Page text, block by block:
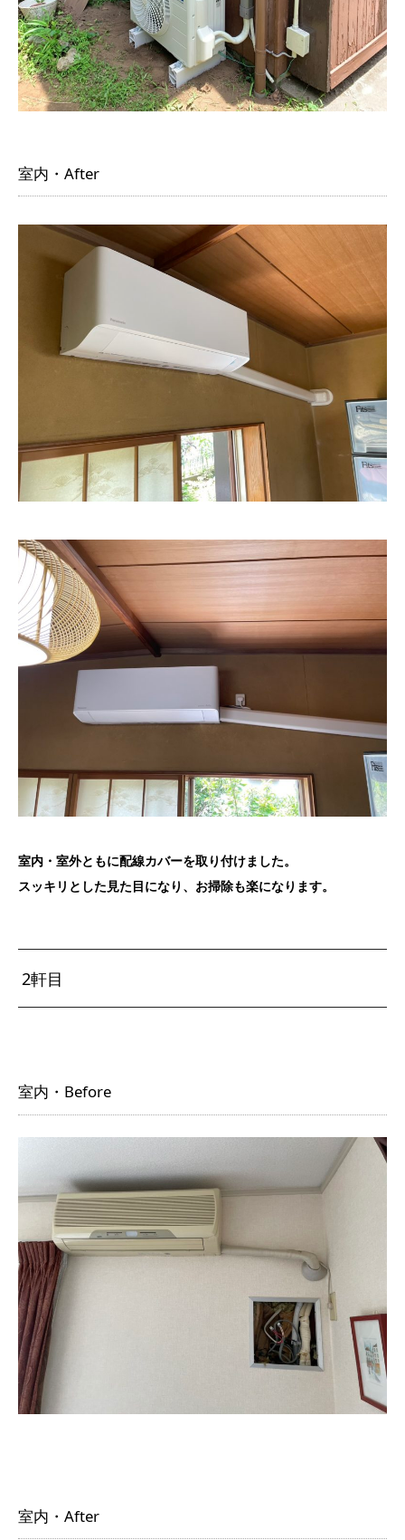
室内・After
室内・室外ともに配線カバーを取り付けました。
スッキリとした見た目になり、お掃除も楽になります。
2軒目
室内・Before
室内・After